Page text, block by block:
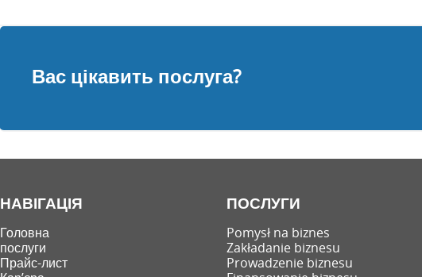
Вас цікавить послуга?
НАВІГАЦІЯ
Головна
послуги
Прайс-лист
ПОСЛУГИ
Pomysł na biznes
Zakładanie biznesu
Prowadzenie biznesu